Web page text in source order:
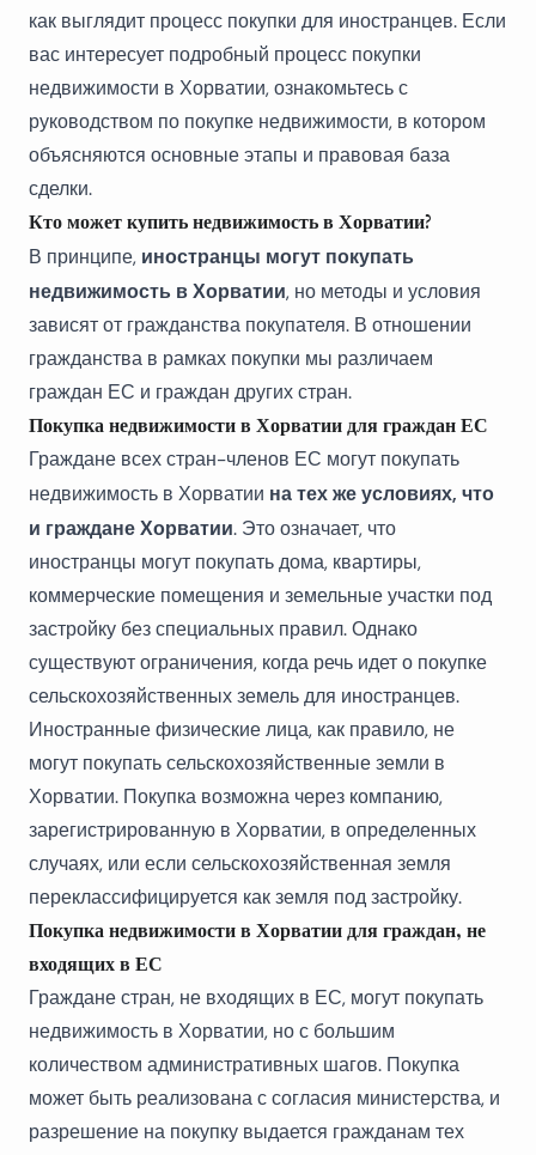
как выглядит процесс покупки для иностранцев. Если
вас интересует подробный процесс покупки
недвижимости в Хорватии, ознакомьтесь с
руководством по покупке недвижимости, в котором
объясняются основные этапы и правовая база
сделки.
Кто может купить недвижимость в Хорватии?
В принципе, иностранцы могут покупать
недвижимость в Хорватии, но методы и условия
зависят от гражданства покупателя. В отношении
гражданства в рамках покупки мы различаем
граждан ЕС и граждан других стран.
Покупка недвижимости в Хорватии для граждан ЕС
Граждане всех стран-членов ЕС могут покупать
недвижимость в Хорватии на тех же условиях, что
и граждане Хорватии. Это означает, что
иностранцы могут покупать дома, квартиры,
коммерческие помещения и земельные участки под
застройку без специальных правил. Однако
существуют ограничения, когда речь идет о покупке
сельскохозяйственных земель для иностранцев.
Иностранные физические лица, как правило, не
могут покупать сельскохозяйственные земли в
Хорватии. Покупка возможна через компанию,
зарегистрированную в Хорватии, в определенных
случаях, или если сельскохозяйственная земля
переклассифицируется как земля под застройку.
Покупка недвижимости в Хорватии для граждан, не
входящих в ЕС
Граждане стран, не входящих в ЕС, могут покупать
недвижимость в Хорватии, но с большим
количеством административных шагов. Покупка
может быть реализована с согласия министерства, и
разрешение на покупку выдается гражданам тех